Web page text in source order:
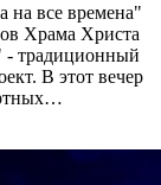
на все времена"
Храма Христа
- традиционный
В этот вечер